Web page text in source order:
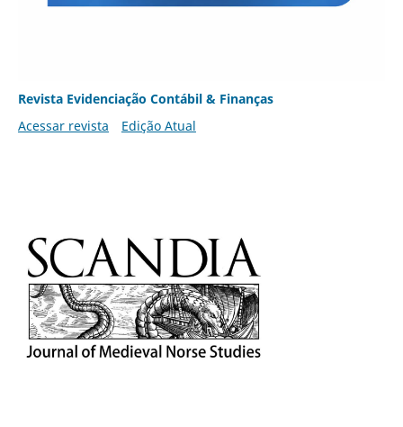
Revista Evidenciação Contábil & Finanças
Acessar revista
Edição Atual